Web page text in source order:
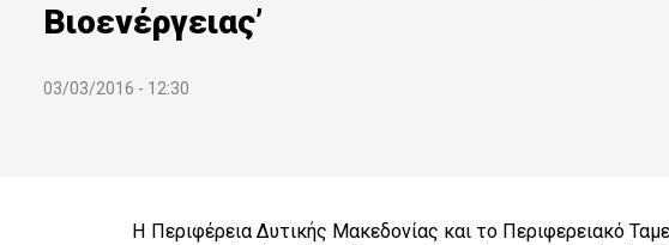
Βιοενέργειας’
03/03/2016 - 12:30
Η Περιφέρεια Δυτικής Μακεδονίας και το Περιφερειακό